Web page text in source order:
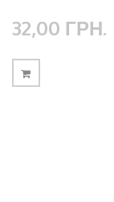
32,00 ГРН.